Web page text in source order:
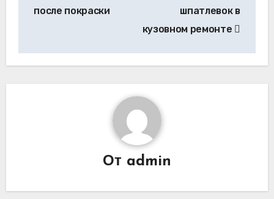
записям
после покраски
шпатлевок в
кузовном ремонте
От admin